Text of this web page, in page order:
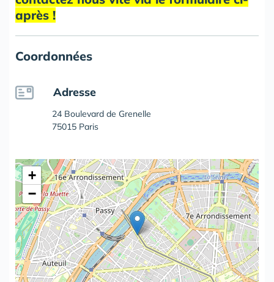
après !
Coordonnées
Adresse
24 Boulevard de Grenelle
75015 Paris
+
−